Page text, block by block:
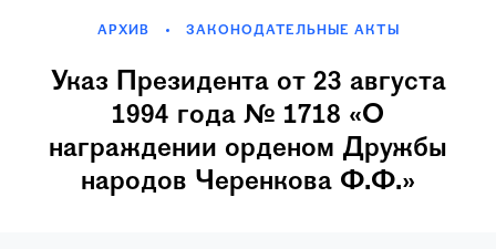
АРХИВ ЗАКОНОДАТЕЛЬНЫЕ АКТЫ
Указ Президента от 23 августа
1994 года № 1718 «О
награждении орденом Дружбы
народов Черенкова Ф.Ф.»